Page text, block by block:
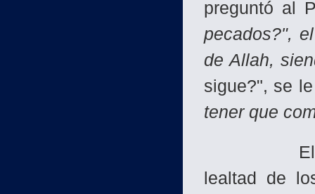
preguntó al
pecados?",
de Allah,
sigue?", se
tener que
El
lealtad de